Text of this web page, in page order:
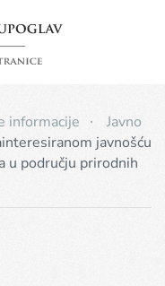
informacije
Javno
javnošću
u području prirodnih